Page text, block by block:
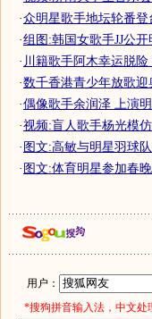
·众明星歌手地坛轮番登
·组图:韩国女歌手JJ公
· 川籍歌手阿木幸运脱险
·数千香港青少年放歌迎
·偶像歌手余润泽 上演
·视频:盲人歌手杨光模
·图文:高敏与明星羽球
·图文:体育明星参加春
用户：
*搜狗拼音输入法，中文处